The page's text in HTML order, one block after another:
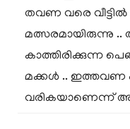
തവണ വരെ
മത്സരമായിരുന്നു ..
കാത്തിരിക്കുന്ന
മക്കൾ .. ഇത്തവണ
വരികയാണെന്ന്